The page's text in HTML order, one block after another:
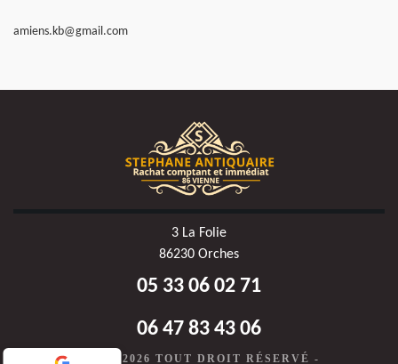
amiens.kb@gmail.com
3 La Folie
86230 Orches
05 33 06 02 71
06 47 83 43 06
©2020-2026 TOUT DROIT RÉSERVÉ -